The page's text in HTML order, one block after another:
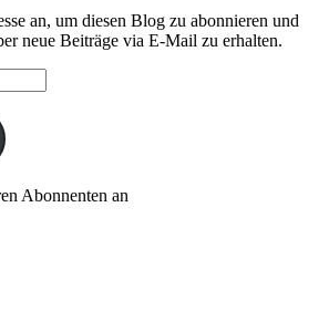
an, um diesen Blog zu abonnieren und
neue Beiträge via E-Mail zu erhalten.
Abonnenten an